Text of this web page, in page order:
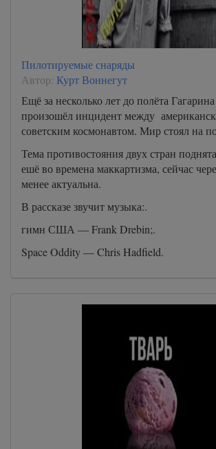
Пилотируемые снаряды
Автор: Курт Воннегут
Ещё за несколько лет до полёта
произошёл инцидент между
советским космонавтом. Мир стоял на
Тема противостояния двух стран
ешё во времена маккартизма, сейчас
менее актуальна.
В рассказе звучит музыка:.
гимн США — Frank Drebin;.
Space Oddity — Chris Hadfield.